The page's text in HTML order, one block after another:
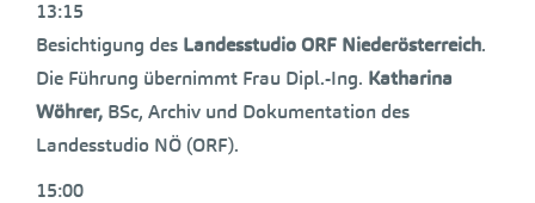
13:15
Besichtigung des Landesstudio ORF Niederösterreich.
Die Führung übernimmt Frau Dipl.-Ing. Katharina
Wöhrer, BSc, Archiv und Dokumentation des
Landesstudio NÖ (ORF).
15:00